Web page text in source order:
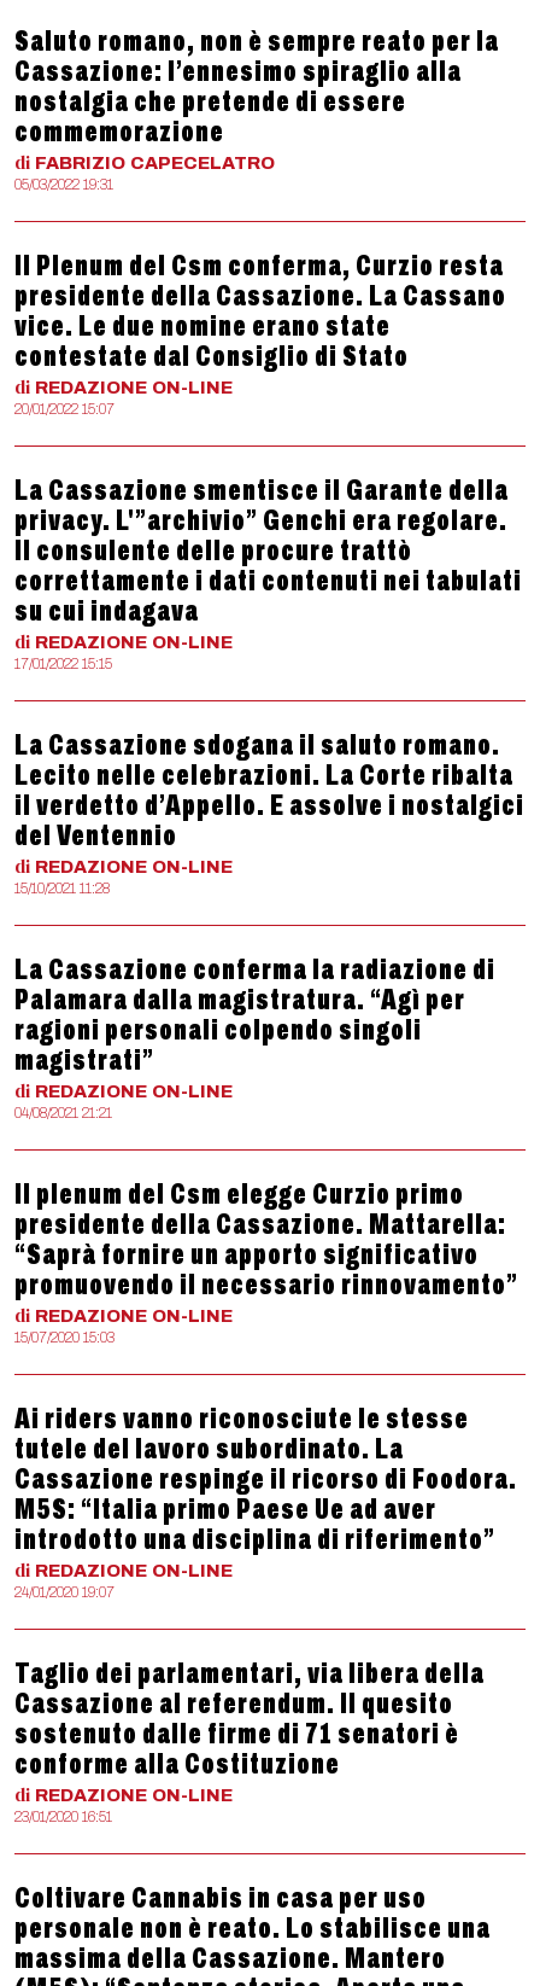
Saluto romano, non è sempre reato per la
Cassazione: l’ennesimo spiraglio alla
nostalgia che pretende di essere
commemorazione
di FABRIZIO CAPECELATRO
05/03/2022 19:31
Il Plenum del Csm conferma, Curzio resta
presidente della Cassazione. La Cassano
vice. Le due nomine erano state
contestate dal Consiglio di Stato
di REDAZIONE ON-LINE
20/01/2022 15:07
La Cassazione smentisce il Garante della
privacy. L'”archivio” Genchi era regolare.
Il consulente delle procure trattò
correttamente i dati contenuti nei tabulati
su cui indagava
di REDAZIONE ON-LINE
17/01/2022 15:15
La Cassazione sdogana il saluto romano.
Lecito nelle celebrazioni. La Corte ribalta
il verdetto d’Appello. E assolve i nostalgici
del Ventennio
di REDAZIONE ON-LINE
15/10/2021 11:28
La Cassazione conferma la radiazione di
Palamara dalla magistratura. “Agì per
ragioni personali colpendo singoli
magistrati”
di REDAZIONE ON-LINE
04/08/2021 21:21
Il plenum del Csm elegge Curzio primo
presidente della Cassazione. Mattarella:
“Saprà fornire un apporto significativo
promuovendo il necessario rinnovamento”
di REDAZIONE ON-LINE
15/07/2020 15:03
Ai riders vanno riconosciute le stesse
tutele del lavoro subordinato. La
Cassazione respinge il ricorso di Foodora.
M5S: “Italia primo Paese Ue ad aver
introdotto una disciplina di riferimento”
di REDAZIONE ON-LINE
24/01/2020 19:07
Taglio dei parlamentari, via libera della
Cassazione al referendum. Il quesito
sostenuto dalle firme di 71 senatori è
conforme alla Costituzione
di REDAZIONE ON-LINE
23/01/2020 16:51
Coltivare Cannabis in casa per uso
personale non è reato. Lo stabilisce una
massima della Cassazione. Mantero